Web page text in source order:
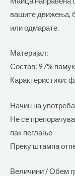
вашите движења,
или одмарате.
Материјал:
Состав: 97%
Карактеристики:
Начин на
Не се
пак пеглање
Преку штампа
Величини / Обем